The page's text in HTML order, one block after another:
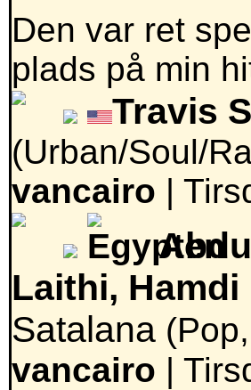
Den var ret
plads på min
Travis
(Urban/Soul/
vancairo |
Laithi,
Satalana
vancairo |